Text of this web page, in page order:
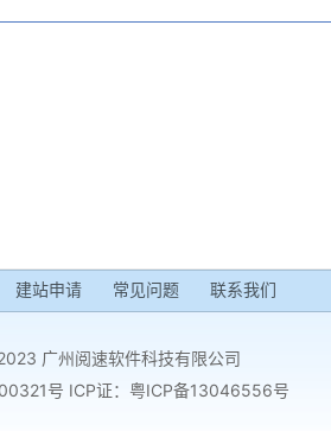
建站申请 常见问题 联系我们
广州阅速软件科技有限公司
号 ICP证： 粤ICP备13046556号